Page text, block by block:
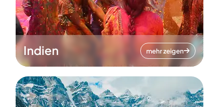
Indien mehr zeigen